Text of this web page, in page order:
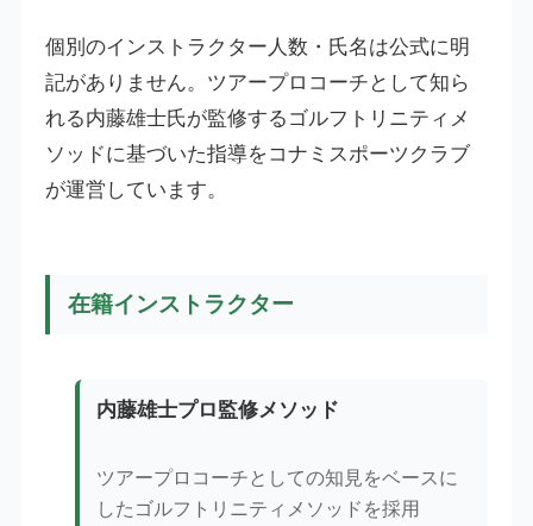
個別のインストラクター人数・氏名は公式に明
記がありません。ツアープロコーチとして知ら
れる内藤雄士氏が監修するゴルフトリニティメ
ソッドに基づいた指導をコナミスポーツクラブ
が運営しています。
在籍インストラクター
内藤雄士プロ監修メソッド
ツアープロコーチとしての知見をベースに
したゴルフトリニティメソッドを採用